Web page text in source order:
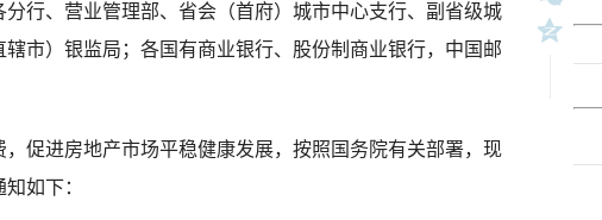
、营业管理部、省会（首府）城市中心支行、副省级城
市）银监局；各国有商业银行、股份制商业银行，中国邮
进房地产市场平稳健康发展，按照国务院有关部署，现
如下：